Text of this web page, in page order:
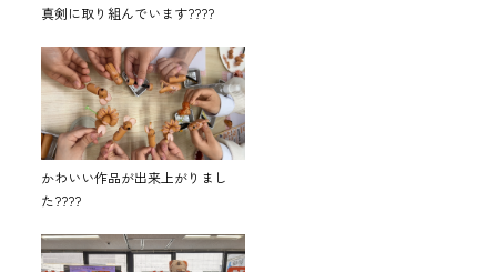
真剣に取り組んでいます????
かわいい作品が出来上がりまし
た????